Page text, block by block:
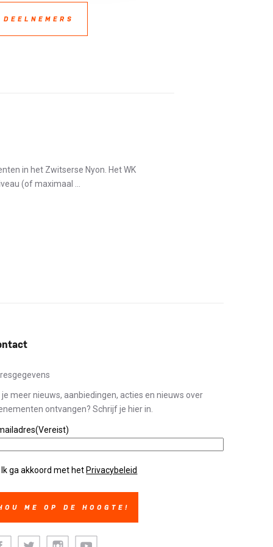
in het Zwitserse Nyon. Het WK
(of maximaal ...
je meer nieuws, aanbiedingen, acties en nieuws over
ontvangen? Schrijf je hier in.
(Vereist)
(Vereist)
Ik ga akkoord met het Privacybeleid